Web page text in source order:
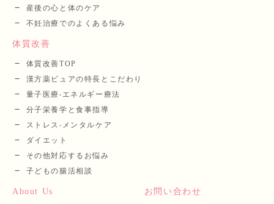
産後の⼼と体のケア
不妊治療でのよくある悩み
体質改善
体質改善TOP
漢⽅薬ピュアの特長とこだわり
量⼦医療‧エネルギー療法
分⼦栄養学と⾷事指導
ストレス‧メンタルケア
ダイエット
その他対応するお悩み
子どもの腸活相談
About Us お問い合わせ